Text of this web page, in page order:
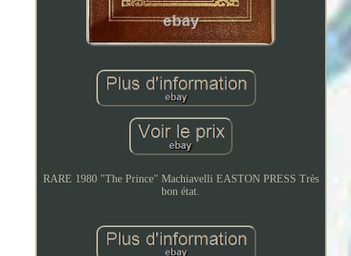
RARE 1980 "The Prince" Machiavelli EASTON PRESS Très
bon état.